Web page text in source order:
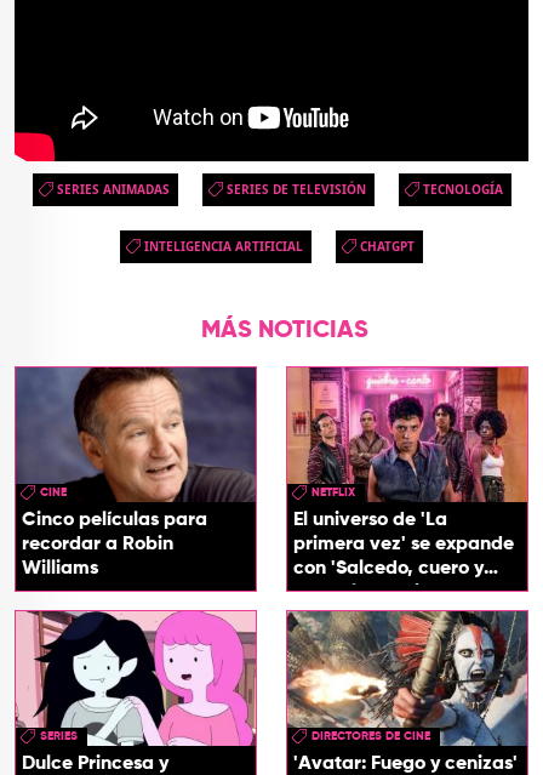
SERIES ANIMADAS SERIES DE TELEVISIÓN TECNOLOGÍA
INTELIGENCIA ARTIFICIAL CHATGPT
MÁS NOTICIAS
CINE
Cinco películas para
recordar a Robin
Williams
NETFLIX
El universo de 'La
primera vez' se expande
con 'Salcedo, cuero y
boogaloo', spin off
SERIES
Dulce Princesa y
DIRECTORES DE CINE
'Avatar: Fuego y cenizas'